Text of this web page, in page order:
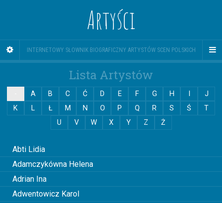
Artyści
INTERNETOWY SŁOWNIK BIOGRAFICZNY ARTYSTÓW SCEN POLSKICH
Lista Artystów
A B C Ć D E F G H
J
K
L Ł M N O P Q R S Ś
T
U
V W X Y Z Ż
Abti Lidia
Adamczykówna Helena
Adrian Ina
Adwentowicz Karol